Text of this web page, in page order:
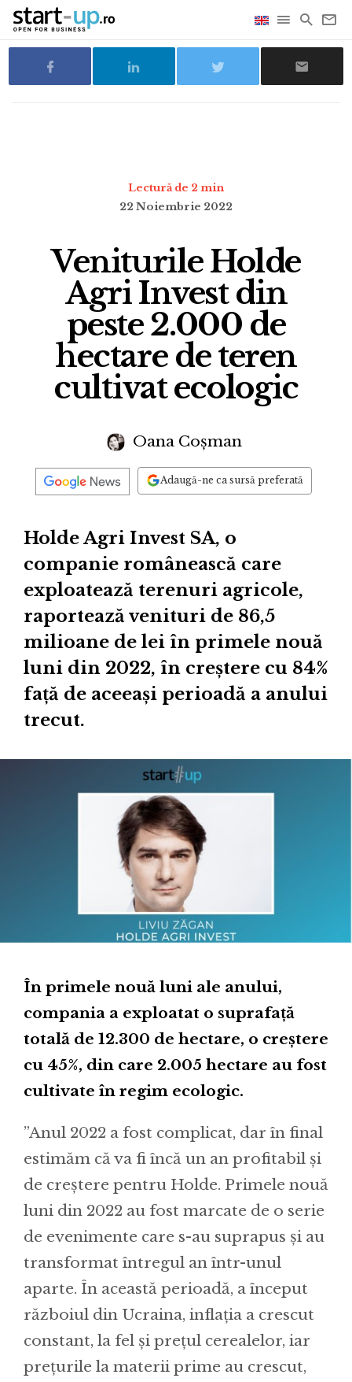
Lectură de 2 min
22 Noiembrie 2022
Veniturile Holde
Agri Invest din
peste 2.000 de
hectare de teren
cultivat ecologic
Oana Coșman
Adaugă-ne ca sursă preferată
Holde Agri Invest SA, o
companie românească care
exploatează terenuri agricole,
raportează venituri de 86,5
milioane de lei în primele nouă
luni din 2022, în creștere cu 84%
față de aceeași perioadă a anului
trecut.
În primele nouă luni ale anului,
compania a exploatat o suprafață
totală de 12.300 de hectare, o creștere
cu 45%, din care 2.005 hectare au fost
cultivate în regim ecologic.
”Anul 2022 a fost complicat, dar în final
estimăm că va fi încă un an profitabil și
de creștere pentru Holde. Primele nouă
luni din 2022 au fost marcate de o serie
de evenimente care s-au suprapus și au
transformat întregul an într-unul
aparte. În această perioadă, a început
războiul din Ucraina, inflația a crescut
constant, la fel și prețul cerealelor, iar
prețurile la materii prime au crescut,